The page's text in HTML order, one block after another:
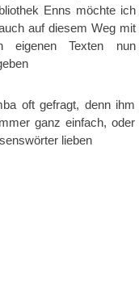
Enns möchte ich
auf diesem Weg mit
eigenen Texten nun
oft gefragt, denn ihm
ganz einfach, oder
lieben